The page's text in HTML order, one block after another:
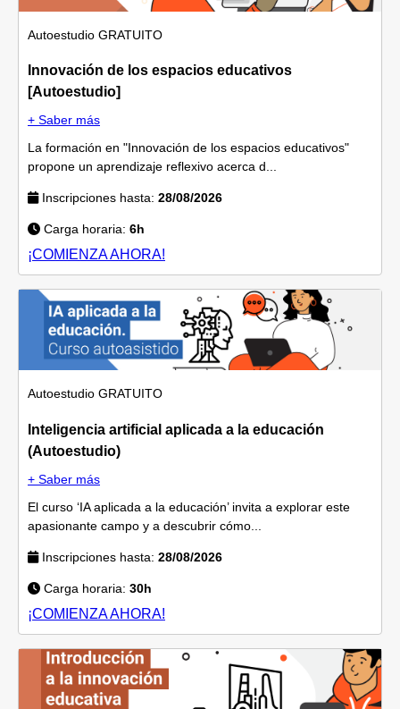
Autoestudio GRATUITO
Innovación de los espacios educativos
[Autoestudio]
+ Saber más
La formación en "Innovación de los espacios educativos"
propone un aprendizaje reflexivo acerca d...
Inscripciones hasta: 28/08/2026
Carga horaria: 6h
¡COMIENZA AHORA!
Autoestudio GRATUITO
Inteligencia artificial aplicada a la educación
(Autoestudio)
+ Saber más
El curso ‘IA aplicada a la educación’ invita a explorar este
apasionante campo y a descubrir cómo...
Inscripciones hasta: 28/08/2026
Carga horaria: 30h
¡COMIENZA AHORA!